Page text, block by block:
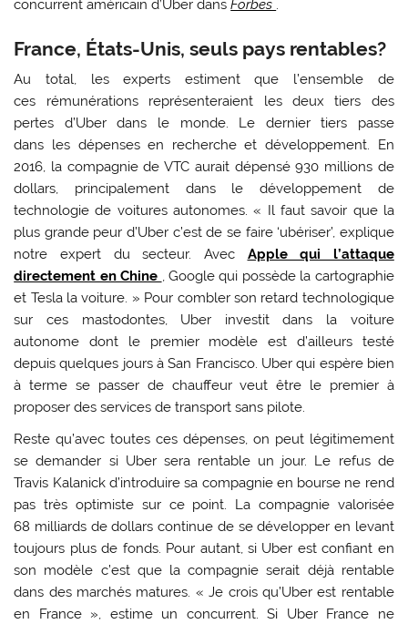
concurrent américain d’Uber dansForbes .
France, États-Unis, seuls pays rentables?
Au total, les experts estiment que l’ensemble de
ces rémunérations représenteraient les deux tiers des
pertes d’Uber dans le monde. Le dernier tiers passe
dans les dépenses en recherche et développement. En
2016, la compagnie de VTC aurait dépensé 930 millions de
dollars, principalement dans le développement de
technologie de voitures autonomes. « Il faut savoir que la
plus grande peur d’Uber c’est de se faire ‘ubériser’, explique
notre expert du secteur. Avec Apple qui l’attaque
directement en Chine , Google qui possède la cartographie
et Tesla la voiture. » Pour combler son retard technologique
sur ces mastodontes, Uber investit dans la voiture
autonome dont le premier modèle est d’ailleurs testé
depuis quelques jours à San Francisco. Uber qui espère bien
à terme se passer de chauffeur veut être le premier à
proposer des services de transport sans pilote.
Reste qu’avec toutes ces dépenses, on peut légitimement
se demander si Uber sera rentable un jour. Le refus de
Travis Kalanick d’introduire sa compagnie en bourse ne rend
pas très optimiste sur ce point. La compagnie valorisée
68 milliards de dollars continue de se développer en levant
toujours plus de fonds. Pour autant, si Uber est confiant en
son modèle c’est que la compagnie serait déjà rentable
dans des marchés matures. « Je crois qu’Uber est rentable
en France », estime un concurrent. Si Uber France ne